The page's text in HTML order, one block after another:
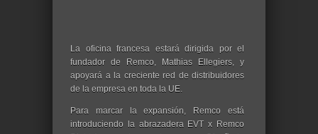
La oficina francesa estará dirigida por el
fundador de Remco, Mathias Ellegiers, y
apoyará a la creciente red de distribuidores
de la empresa en toda la UE.
Para marcar la expansión, Remco está
introduciendo la abrazadera EVT x Remco